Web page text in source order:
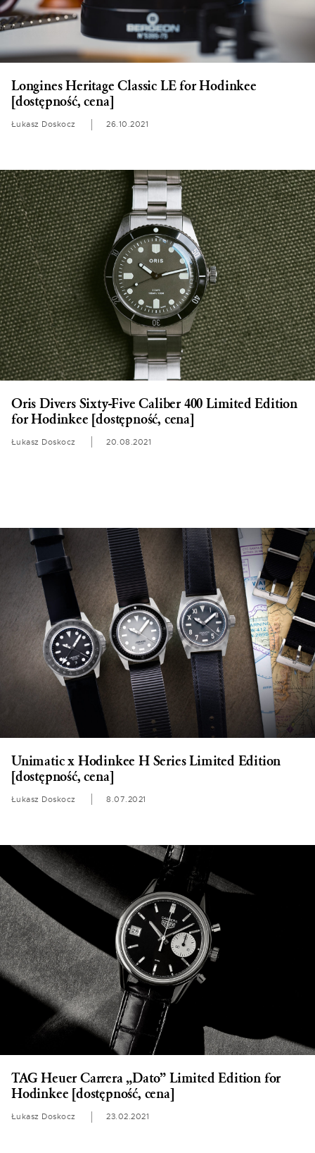
Longines Heritage Classic LE for Hodinkee
[dostępność, cena]
Łukasz Doskocz 26.10.2021
Oris Divers Sixty-Five Caliber 400 Limited Edition
for Hodinkee [dostępność, cena]
Łukasz Doskocz 20.08.2021
Unimatic x Hodinkee H Series Limited Edition
[dostępność, cena]
Łukasz Doskocz 8.07.2021
TAG Heuer Carrera „Dato” Limited Edition for
Hodinkee [dostępność, cena]
Łukasz Doskocz 23.02.2021